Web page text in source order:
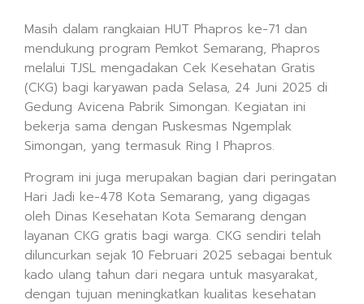
Masih dalam rangkaian HUT Phapros ke-71 dan
mendukung program Pemkot Semarang, Phapros
melalui TJSL mengadakan Cek Kesehatan Gratis
(CKG) bagi karyawan pada Selasa, 24 Juni 2025 di
Gedung Avicena Pabrik Simongan. Kegiatan ini
bekerja sama dengan Puskesmas Ngemplak
Simongan, yang termasuk Ring I Phapros.
Program ini juga merupakan bagian dari peringatan
Hari Jadi ke-478 Kota Semarang, yang digagas
oleh Dinas Kesehatan Kota Semarang dengan
layanan CKG gratis bagi warga. CKG sendiri telah
diluncurkan sejak 10 Februari 2025 sebagai bentuk
kado ulang tahun dari negara untuk masyarakat,
dengan tujuan meningkatkan kualitas kesehatan